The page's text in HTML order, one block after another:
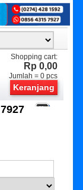
Shopping cart:
Rp 0,00
Jumlah =0 pcs
Keranjang